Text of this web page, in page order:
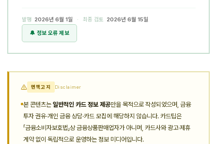
발행 2026년 6월 1일 · 최종 검토 2026년 6월 15일
🔔 정보 오류 제보
면책고지 Disclaimer
본 콘텐츠는 일반적인 카드 정보 제공만을 목적으로 작성되었으며, 금융
투자 권유·개인 금융 상담·카드 모집에 해당하지 않습니다. 카드팁은
「금융소비자보호법」상 금융상품판매업자가 아니며, 카드사와 광고·제휴
계약 없이 독립적으로 운영하는 정보 미디어입니다.